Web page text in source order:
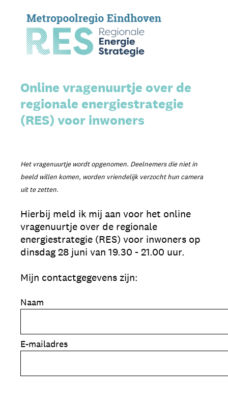
Online vragenuurtje over de
regionale energiestrategie
(RES) voor inwoners
Het vragenuurtje wordt opgenomen. Deelnemers die niet in
beeld willen komen, worden vriendelijk verzocht hun camera
uit te zetten.
Hierbij meld ik mij aan voor het online
vragenuurtje over de regionale
energiestrategie (RES) voor inwoners op
dinsdag 28 juni van 19.30 - 21.00 uur.
Mijn contactgegevens zijn:
Naam
E-mailadres